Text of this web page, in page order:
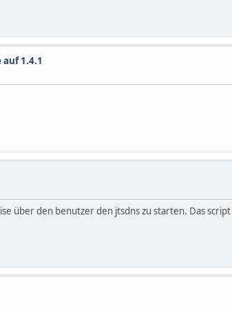
1.4.1
über den benutzer den jtsdns zu starten. Das